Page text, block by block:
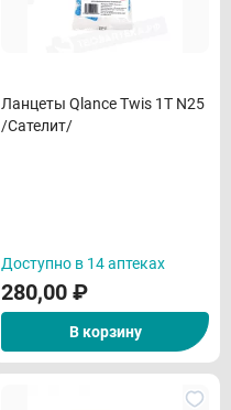
Ланцеты Qlance Twis 1Т N25
/Сателит/
Доступно в 14 аптеках
280,00 ₽
В корзину